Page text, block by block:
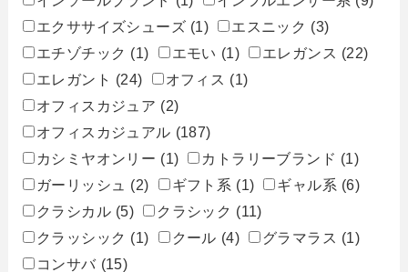
エクササイズシューズ (1) エスニック (3)
エチゾチック (1) エモい (1) エレガンス (22)
エレガント (24) オフィス (1)
オフィスカジュア (2)
オフィスカジュアル (187)
カシミヤオンリー (1) カトラリーブランド (1)
ガーリッシュ
(2) ギフト系 (1) ギャル系 (6)
クラシカル (5) クラシック (11)
クラッシック (1) クール (4) グラマラス (1)
コンサバ (15)